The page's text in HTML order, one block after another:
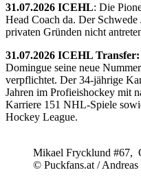
31.07.2026 ICEHL: Die
Head Coach da. Der
privaten Gründen nicht
31.07.2026 ICEHL Transfer:
Domingue seine neue
verpflichtet. Der 34-jährige
Jahren im Profieishockey mit
Karriere 151 NHL-Spiele
Hockey League.
Mikael Frycklund #67,
© Puckfans.at / Andreas